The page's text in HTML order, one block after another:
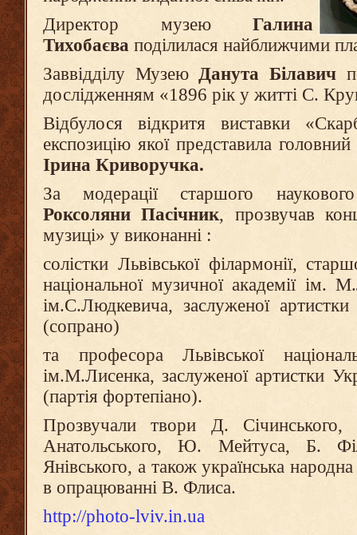
Директор музею Галина
Тихобаєва поділилася найближчими
Заввідділу МузеюДанута Білавич
дослідженням «1896 рік у житті С.
Відбулося відкритя виставки
експозицію якої представила
Ірина Криворучка.
За модерації старшого
Роксоляни Пасічник, прозвучав
музиці» у виконанні :
солістки Львівської філармонії,
національної музичної академії ім.
ім.С.Людкевича, заслуженої
(сопрано)
та професора Львівської
ім.М.Лисенка, заслуженої артистки
(партія фортепіано).
Прозвучали твори Д.
Анатольського, Ю. Мейтуса, Б.
Янівського, а також українська
в опрацюванні В. Флиса.
http://photo-lviv.in.ua